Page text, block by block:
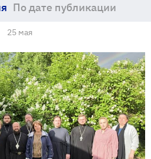
По дате публикации
25 мая